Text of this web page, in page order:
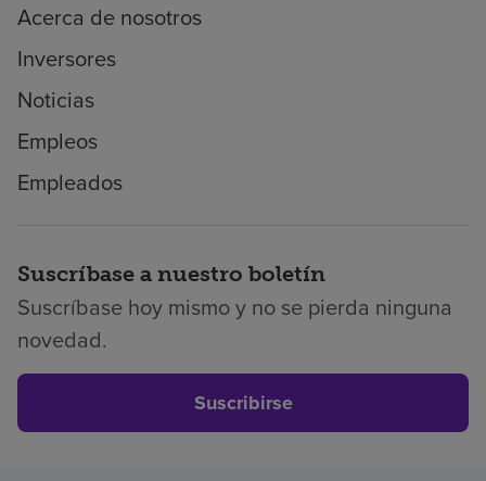
Acerca de nosotros
Inversores
Noticias
Empleos
Empleados
Suscríbase a nuestro boletín
Suscríbase hoy mismo y no se pierda ninguna
novedad.
Suscribirse